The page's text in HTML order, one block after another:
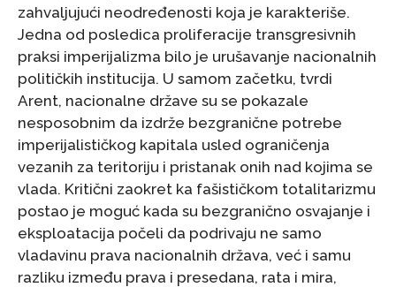
zahvaljujući neodređenosti koja je karakteriše.
Jedna od posledica proliferacije transgresivnih
praksi imperijalizma bilo je urušavanje nacionalnih
političkih institucija. U samom začetku, tvrdi
Arent, nacionalne države su se pokazale
nesposobnim da izdrže bezgranične potrebe
imperijalističkog kapitala usled ograničenja
vezanih za teritoriju i pristanak onih nad kojima se
vlada. Kritični zaokret ka fašističkom totalitarizmu
postao je moguć kada su bezgranično osvajanje i
eksploatacija počeli da podrivaju ne samo
vladavinu prava nacionalnih država, već i samu
razliku između prava i presedana, rata i mira,